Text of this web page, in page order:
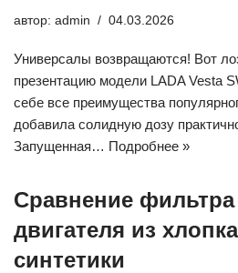
автор: admin 04.03.2026
Универсалы возвращаются! Вот
презентацию модели LADA Vesta
себе все преимущества
добавила солидную дозу
Запущенная… Подробнее »
Сравнение
двигателя из
синтетики